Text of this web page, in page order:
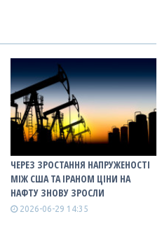
ЧЕРЕЗ ЗРОСТАННЯ НАПРУЖЕНОСТІ
МІЖ США ТА ІРАНОМ ЦІНИ НА
НАФТУ ЗНОВУ ЗРОСЛИ
2026-06-29 14:35